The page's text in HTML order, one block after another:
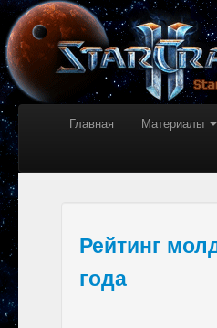
Главная Материалы
Рейтинг
года